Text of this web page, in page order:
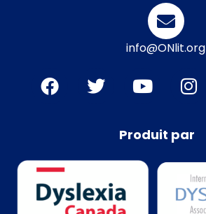
info@ONlit.org
Produit par